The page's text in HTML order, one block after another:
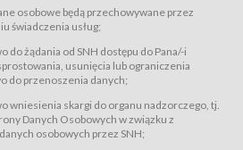
konta użytkownika w Serwisie,
odległość umów nabycia Karnetów i Biletów,
umów sprzedaży w Sklepie.
usług drogą elektroniczną (Dz.U. z 2002
zm.). Usługi świadczone są nieodpłatnie.
Regulaminie dostęp do Serwisu jest otwarty dla
osobowe będą przechowywane przez
świadczenia usług;
do żądania od SNH dostępu do Pana/-i
usunięcia lub ograniczenia
do przenoszenia danych;
wniesienia skargi do organu nadzorczego, tj.
Danych Osobowych w związku z
osobowych przez SNH;